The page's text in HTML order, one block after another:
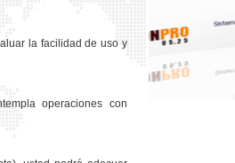
la facilidad de uso y
operaciones con